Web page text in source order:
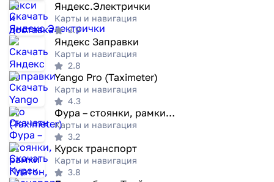
Яндекс.Электрички
Карты и навигация
3.9
Яндекс Заправки
Карты и навигация
2.8
Yango Pro (Taximeter)
Карты и навигация
4.3
Фура – cтоянки, рамки Платон,
Карты и навигация
3.2
Курск транспорт
Карты и навигация
3.8